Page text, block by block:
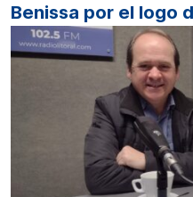
Benissa por el logo